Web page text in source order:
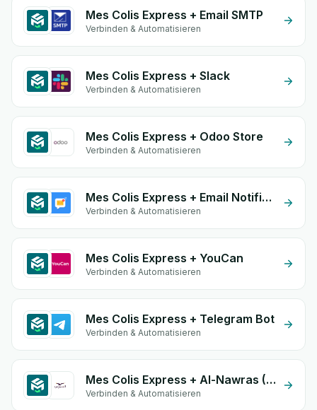
Mes Colis Express + Email SMTP
Verbinden & Automatisieren
Mes Colis Express + Slack
Verbinden & Automatisieren
Mes Colis Express + Odoo Store
Verbinden & Automatisieren
Mes Colis Express + Email Notifications by eGrow
Verbinden & Automatisieren
Mes Colis Express + YouCan
Verbinden & Automatisieren
Mes Colis Express + Telegram Bot
Verbinden & Automatisieren
Mes Colis Express + Al-Nawras (Nawris)
Verbinden & Automatisieren